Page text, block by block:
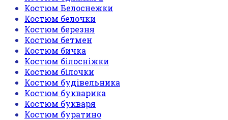
Костюм Белоснежки
Костюм белочки
Костюм березня
Костюм бетмен
Костюм бичка
Костюм білосніжки
Костюм білочки
Костюм будівельника
Костюм букварика
Костюм букваря
Костюм буратино